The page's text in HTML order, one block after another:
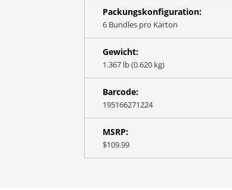
Packungskonfiguration:
6 Bundles pro Karton
Gewicht:
1.367 lb (0.620 kg)
Barcode:
195166271224
MSRP:
$109.99